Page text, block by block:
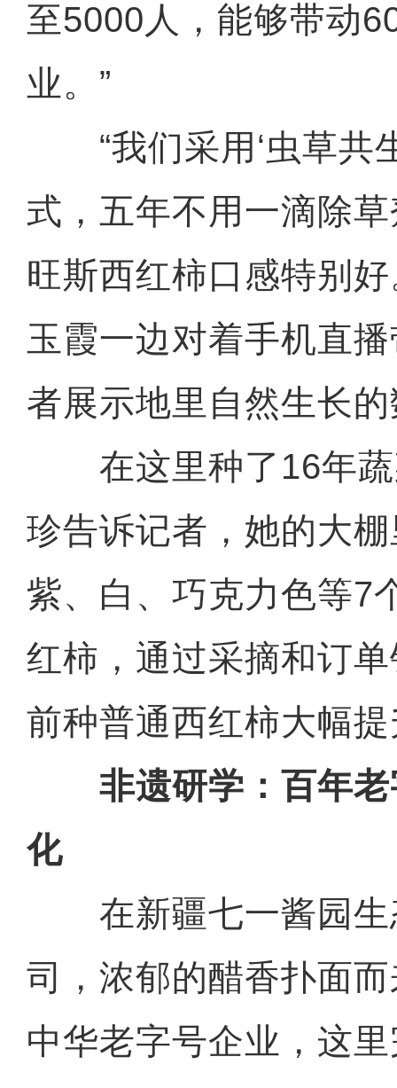
至5000人，能够带动
业。”
“我们采用‘虫草共
式，五年不用一滴除
旺斯西红柿口感特别
玉霞一边对着手机直
者展示地里自然生长
在这里种了16年蔬
珍告诉记者，她的大
紫、白、巧克力色等7
红柿，通过采摘和订
前种普通西红柿大幅
非遗研学：百年
化
在新疆七一酱园生
司，浓郁的醋香扑面
中华老字号企业，这